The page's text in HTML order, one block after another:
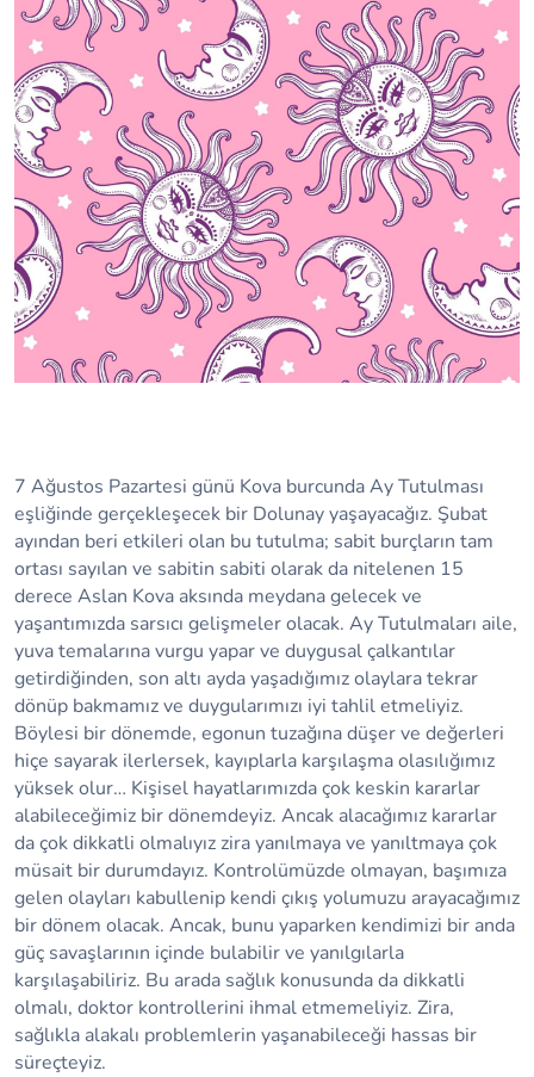
7 Ağustos Pazartesi günü Kova burcunda Ay Tutulması
eşliğinde gerçekleşecek bir Dolunay yaşayacağız. Şubat
ayından beri etkileri olan bu tutulma; sabit burçların tam
ortası sayılan ve sabitin sabiti olarak da nitelenen 15
derece Aslan Kova aksında meydana gelecek ve
yaşantımızda sarsıcı gelişmeler olacak. Ay Tutulmaları aile,
yuva temalarına vurgu yapar ve duygusal çalkantılar
getirdiğinden, son altı ayda yaşadığımız olaylara tekrar
dönüp bakmamız ve duygularımızı iyi tahlil etmeliyiz.
Böylesi bir dönemde, egonun tuzağına düşer ve değerleri
hiçe sayarak ilerlersek, kayıplarla karşılaşma olasılığımız
yüksek olur… Kişisel hayatlarımızda çok keskin kararlar
alabileceğimiz bir dönemdeyiz. Ancak alacağımız kararlar
da çok dikkatli olmalıyız zira yanılmaya ve yanıltmaya çok
müsait bir durumdayız. Kontrolümüzde olmayan, başımıza
gelen olayları kabullenip kendi çıkış yolumuzu arayacağımız
bir dönem olacak. Ancak, bunu yaparken kendimizi bir anda
güç savaşlarının içinde bulabilir ve yanılgılarla
karşılaşabiliriz. Bu arada sağlık konusunda da dikkatli
olmalı, doktor kontrollerini ihmal etmemeliyiz. Zira,
sağlıkla alakalı problemlerin yaşanabileceği hassas bir
süreçteyiz.